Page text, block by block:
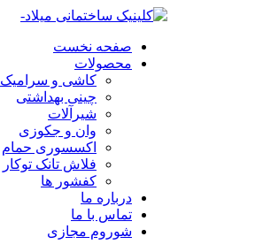
صفحه نخست
محصولات
کاشی و سرامیک
چینی بهداشتی
شیرآلات
وان و جکوزی
اکسسوری حمام
فلاش تانک توکار
کفشور ها
درباره ما
تماس با ما
شوروم مجازی